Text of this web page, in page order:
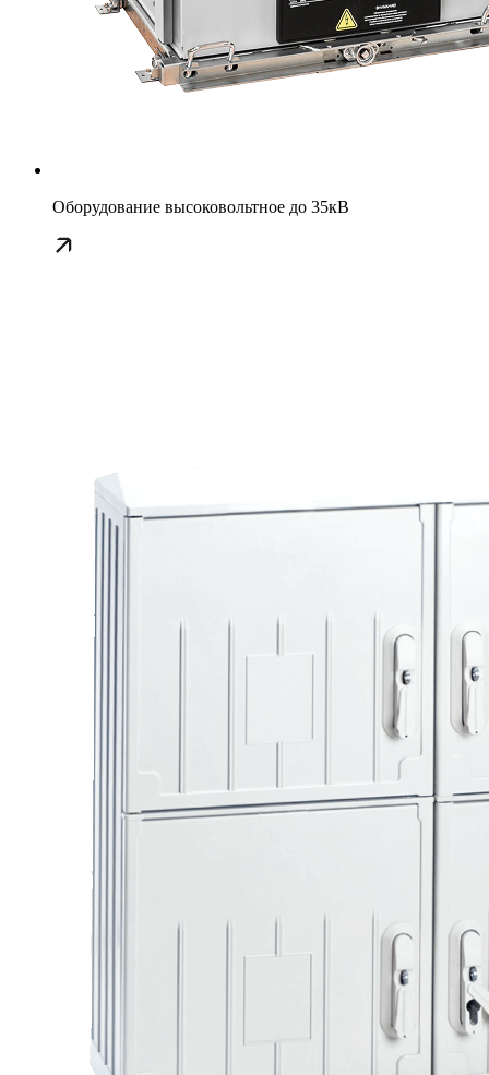
Оборудование высоковольтное до 35кВ